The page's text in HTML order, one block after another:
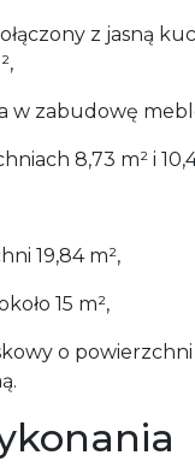
z jasną
w zabudowę
8,73 m² i
19,84 m²,
15 m²,
o powierzchni